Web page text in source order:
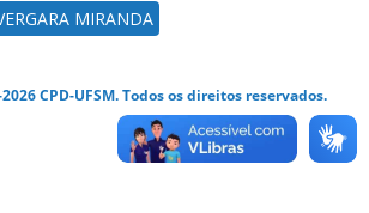
MIRANDA
CPD-UFSM. Todos os direitos reservados.